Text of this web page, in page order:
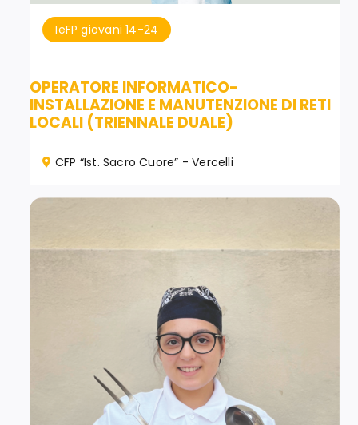
IeFP giovani 14-24
OPERATORE INFORMATICO-
INSTALLAZIONE E MANUTENZIONE DI RETI
LOCALI (TRIENNALE DUALE)
CFP “Ist. Sacro Cuore” - Vercelli